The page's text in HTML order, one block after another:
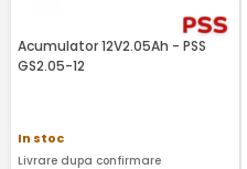
Acumulator 12V2.05Ah - PSS
GS2.05-12
In stoc
Livrare dupa confirmare